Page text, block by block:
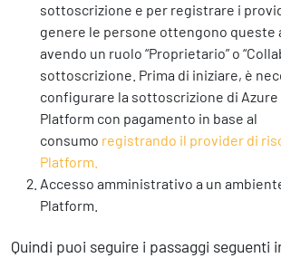
sottoscrizione e per registrare i
genere le persone ottengono queste
avendo un ruolo “Proprietario” o
sottoscrizione. Prima di iniziare, è
configurare la sottoscrizione di Azure
Platform con pagamento in base al
consumo registrando il provider di
Platform.
Accesso amministrativo a un
Platform.
Quindi puoi seguire i passaggi seguenti